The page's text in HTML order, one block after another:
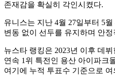
존재감을 확실히 각인시켰다.
유니스는 지난 4월 27일부터 5
변동 없이 선두를 유지하며 안
뉴스타 랭킹은 2023년 이후 데
연속 1위 특전인 용산 아이파크
여기에 누적 투표수 기준으로